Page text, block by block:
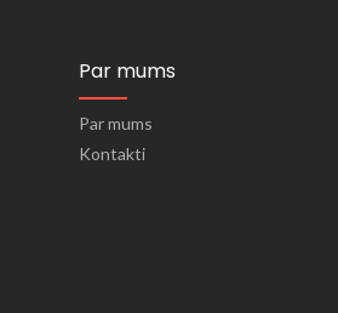
Par mums
Par mums
Kontakti